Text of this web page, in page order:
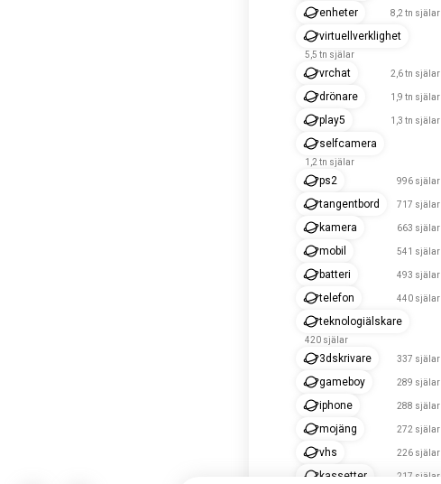
enheter 8,2 tn själar
virtuellverklighet
5,5 tn själar
vrchat 2,6 tn själar
drönare 1,9 tn själar
play5 1,3 tn själar
selfcamera
1,2 tn själar
ps2 996 själar
tangentbord 717 själar
kamera 663 själar
mobil 541 själar
batteri 493 själar
telefon 440 själar
teknologiälskare
420 själar
3dskrivare 337 själar
gameboy 289 själar
iphone 288 själar
mojäng 272 själar
vhs 226 själar
kassetter 217 själar